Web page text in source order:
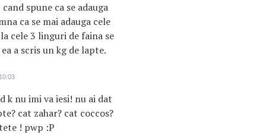
spune ca se adauga
ca se mai adauga cele
cele 3 linguri de faina se
a scris un kg de lapte.
k nu imi va iesi! nu ai dat
cat zahar? cat coccos?
! pwp :P